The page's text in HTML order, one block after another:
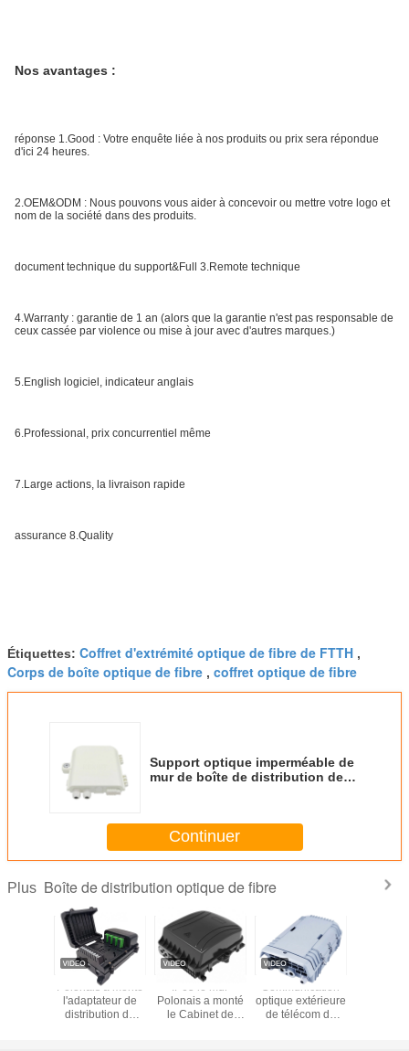
Nos avantages :
réponse 1.Good : Votre enquête liée à nos produits ou prix sera répondue
d'ici 24 heures.
2.OEM&ODM : Nous pouvons vous aider à concevoir ou mettre votre logo et
nom de la société dans des produits.
document technique du support&Full 3.Remote technique
4.Warranty : garantie de 1 an (alors que la garantie n'est pas responsable de
ceux cassée par violence ou mise à jour avec d'autres marques.)
5.English logiciel, indicateur anglais
6.Professional, prix concurrentiel même
7.Large actions, la livraison rapide
assurance 8.Quality
Étiquettes: Coffret d'extrémité optique de fibre de FTTH ,
Corps de boîte optique de fibre , coffret optique de fibre
Support optique imperméable de
mur de boîte de distribution de
Continuer
Plus Boîte de distribution optique de fibre
Polonais a monté
l'adaptateur de
distribution de
IP65 le mur
Polonais a monté
le Cabinet de
Communication
optique extérieure
de télécom de